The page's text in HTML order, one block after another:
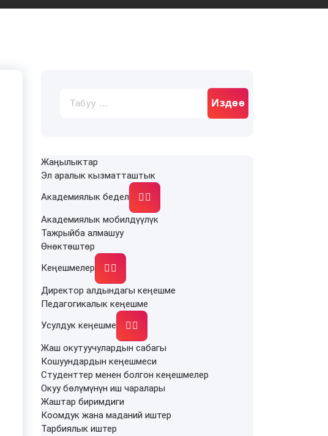
Жаңылыктар
Эл аралык кызматташтык
Академиялык бедел
Академиялык мобилдүүлүк
Тажрыйба алмашуу
Өнөктөштөр
Кеңешмелер
Директор алдындагы кеңешме
Педагогикалык кеңешме
Усулдук кеңешме
Жаш окутуучулардын сабагы
Кошуундардын кеңешмеси
Студенттер менен болгон кеңешмелер
Окуу бөлүмүнүн иш чаралары
Жаштар биримдиги
Коомдук жана маданий иштер
Тарбиялык иштер